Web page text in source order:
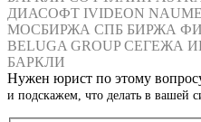
ДИАСОФТ IVIDEON
МОСБИРЖА СПБ БИРЖА
BELUGA GROUP СЕГЕЖА
БАРКЛИ
Нужен юрист по этому
и подскажем, что делать в вашей